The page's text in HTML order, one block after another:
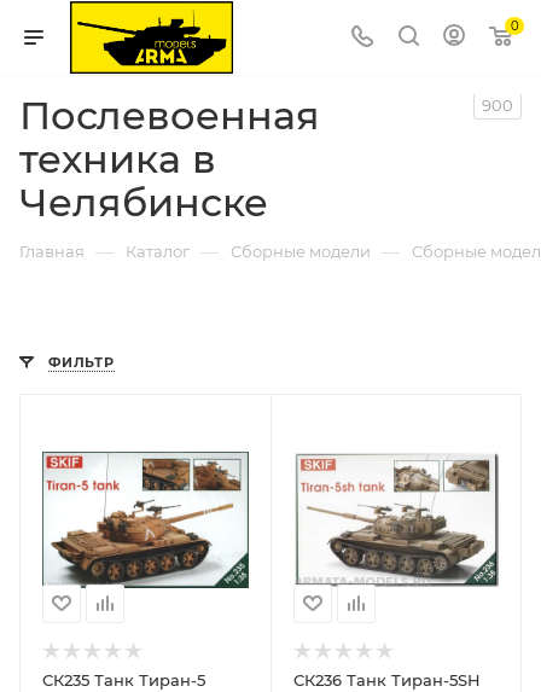
0
Послевоенная
техника в
Челябинске
900
Главная — Каталог — Сборные модели — Сборные
ФИЛЬТР
СК235 Танк Тиран-5
СК236 Танк Тиран-5SH